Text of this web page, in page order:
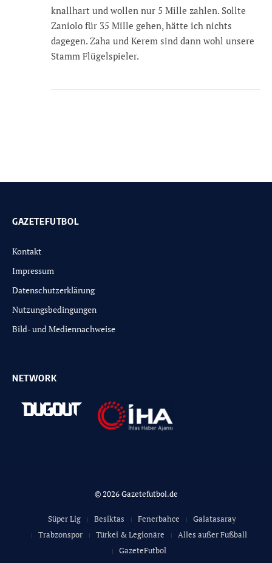
knallhart und wollen nur 5 Mille zahlen. Sollte
Zaniolo für 35 Mille gehen, hätte ich nichts
dagegen. Zaha und Kerem sind dann wohl unsere
Stamm Flügelspieler.
GAZETEFUTBOL
Kontakt
Impressum
Datenschutzerklärung
Nutzungsbedingungen
Bild- und Mediennachweise
NETWORK
© 2026 Gazetefutbol.de
Süper Lig Besiktas Fenerbahce
Galatasaray
Trabzonspor
Türkei & Legionäre
Alles außer Fußball
GazeteFutbol